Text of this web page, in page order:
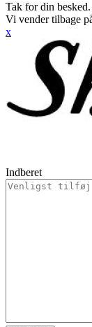
Tak for din besked.
Vi vender tilbage
x
Indberet